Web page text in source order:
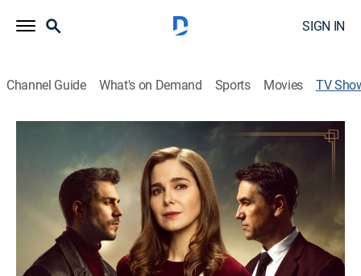
SIGN IN
Channel Guide What's on Demand Sports Movies TV
Sueños de libertad
Drama|Antena 3
Begoña Montes es una mujer que vive atrapada en un
matrimonio tóxico y busca la ansiada libertad en la
España de 1958. Amor, rivalidad, familia, amistad,
duelos de clases y, una historia optimista y
esperanzadora.